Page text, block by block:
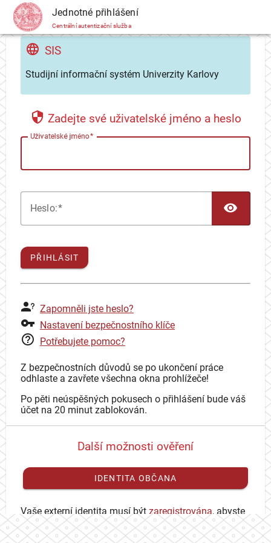
CAS Jednotné přihlášení
Centrální autentizační služba
SIS
Studijní informační systém Univerzity Karlovy
Zadejte své uživatelské jméno a heslo
Uživatelské jméno
Heslo:
PŘIHLÁSIT
Zapomněli jste heslo?
Nastavení bezpečnostního klíče
Potřebujete pomoc?
Z bezpečnostních důvodů se po ukončení práce
odhlaste a zavřete všechna okna prohlížeče!
Po pěti neúspěšných pokusech o přihlášení bude váš
účet na 20 minut zablokován.
Další možnosti ověření
IDENTITA OBČANA
Vaše externí identita musí být zaregistrována, abyste
se mohli přihlásit ke svému CAS účtu.